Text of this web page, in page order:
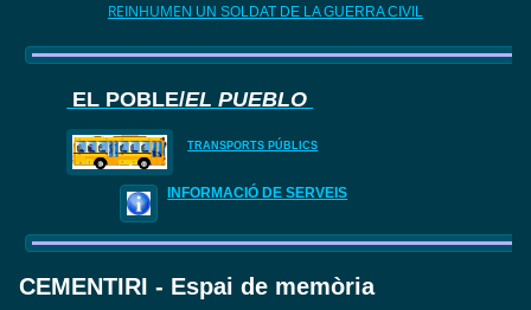
REINHUMEN UN SOLDAT DE LA GUERRA CIVIL
EL POBLE/EL PUEBLO
TRANSPORTS PÚBLICS
INFORMACIÓ DE SERVEIS
CEMENTIRI - Espai de memòria